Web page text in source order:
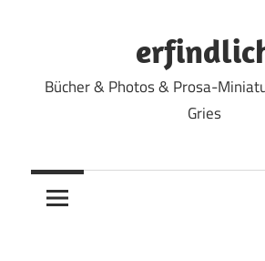
Bücher & Photos & Prosa-
Gries